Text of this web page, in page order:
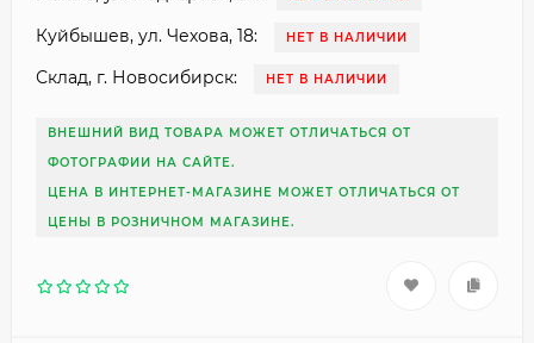
Куйбышев, ул. Чехова, 18: НЕТ В НАЛИЧИИ
Склад, г. Новосибирск: НЕТ В НАЛИЧИИ
ВНЕШНИЙ ВИД ТОВАРА МОЖЕТ ОТЛИЧАТЬСЯ ОТ
ФОТОГРАФИИ НА САЙТЕ.
ЦЕНА В ИНТЕРНЕТ-МАГАЗИНЕ МОЖЕТ ОТЛИЧАТЬСЯ ОТ
ЦЕНЫ В РОЗНИЧНОМ МАГАЗИНЕ.